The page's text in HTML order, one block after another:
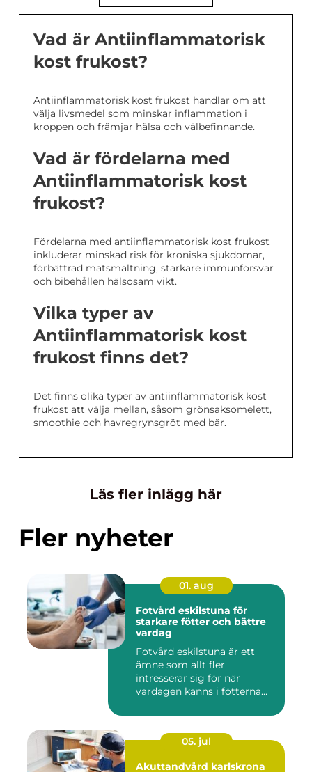
Vad är Antiinflammatorisk
kost frukost?
Antiinflammatorisk kost frukost handlar om att
välja livsmedel som minskar inflammation i
kroppen och främjar hälsa och välbefinnande.
Vad är fördelarna med
Antiinflammatorisk kost
frukost?
Fördelarna med antiinflammatorisk kost frukost
inkluderar minskad risk för kroniska sjukdomar,
förbättrad matsmältning, starkare immunförsvar
och bibehållen hälsosam vikt.
Vilka typer av
Antiinflammatorisk kost
frukost finns det?
Det finns olika typer av antiinflammatorisk kost
frukost att välja mellan, såsom grönsaksomelett,
smoothie och havregrynsgröt med bär.
Läs fler inlägg här
Fler nyheter
01. aug
Fotvård eskilstuna för
starkare fötter och bättre
vardag
Fotvård eskilstuna är ett
ämne som allt fler
intresserar sig för när
vardagen känns i fötterna
05. jul
Akuttandvård karlskrona